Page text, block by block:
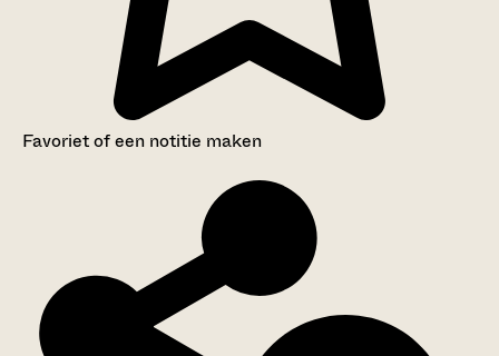
Favoriet of een notitie maken